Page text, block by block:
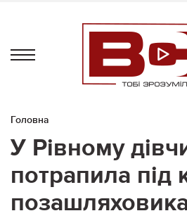
Головна
У Рівному
потрапила під